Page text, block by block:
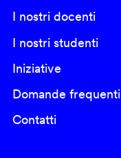
I nostri docenti
I nostri studenti
Iniziative
Domande frequenti
Contatti